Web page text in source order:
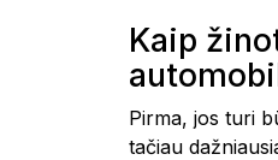
Kaip
Pirma, jos turi
tačiau